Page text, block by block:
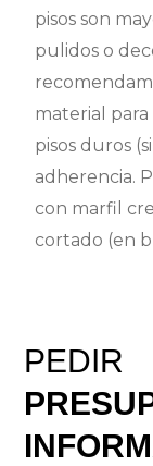
pisos son
pulidos o
material para
pisos duros
adherencia.
con marfil
cortado (en
PEDIR